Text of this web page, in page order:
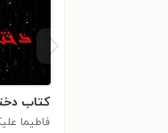
کتاب
فاطیما